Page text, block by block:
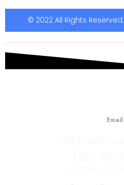
© 2022 All Rights Reserved.
Email